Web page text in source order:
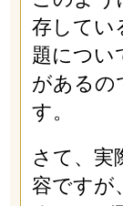
存してい
題につい
があるの
す。
さて、実
容ですが